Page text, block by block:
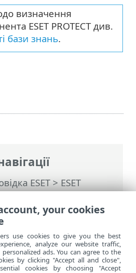
ESET>ESET
>Використання ESET
> Про продукт ESET
визначення
ESET PROTECT див.
бази знань.
your cookies
use cookies to give you the best
analyze our website traffic,
ads. You can agree to the
by clicking "Accept all and close",
cookies by choosing "Accept